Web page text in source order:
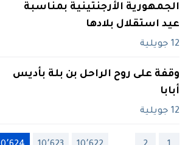
الجمهورية الأرجنتينية بمناسبة
عيد استقلال بلادها
12 جويلية
وقفة على روح الراحل بن بلة بأديس
أبابا
12 جويلية